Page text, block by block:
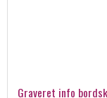
Graveret info